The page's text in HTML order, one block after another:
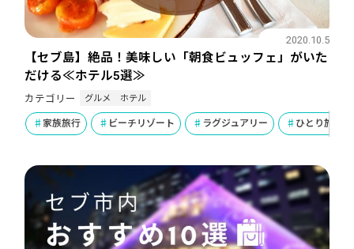
【セブ島】絶品！美味しい「朝食ビュッフェ」がいた
だける≪ホテル5選≫
2020.10.5
カテゴリー グルメ ホテル
家族旅行 ビーチリゾート ラグジュアリー ひとり旅